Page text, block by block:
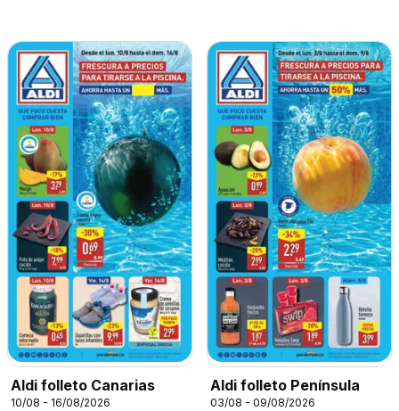
Aldi folleto Canarias
10/08 - 16/08/2026
Aldi folleto Península
03/08 - 09/08/2026